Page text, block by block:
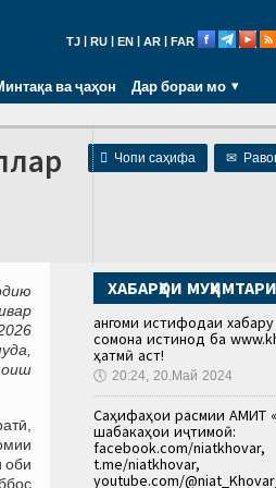
TJ RU EN AR FAR
ва ҷаҳон Дар бораи мо
 Чопи саҳифа ✉
оби
ХАБАРҲОИ
Ҳангоми истифодаи
сомона истинод ба
ҳатмӣ аст!
🕔 20:24, 20.Май 2024
Саҳифаҳои расмии АМИТ
шабакаҳои иҷтимоӣ:
facebook.com/niatkhovar,
t.me/niatkhovar,
youtube.com/